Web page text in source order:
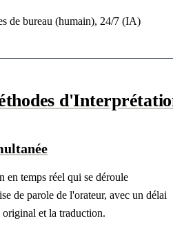
de bureau (humain), 24/7 (IA)
en temps réel qui se déroule
de parole de l'orateur, avec un délai
et la traduction.